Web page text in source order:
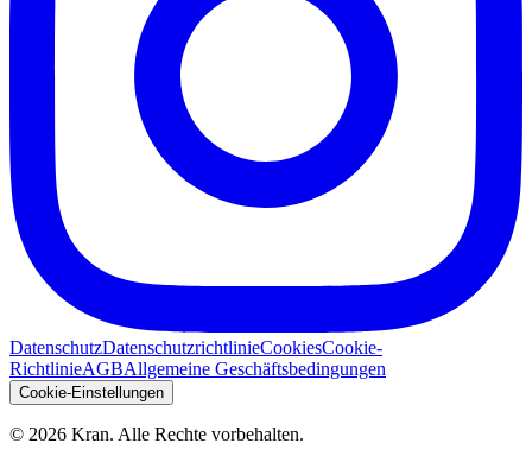
DatenschutzDatenschutzrichtlinieCookiesCookie-
RichtlinieAGBAllgemeine Geschäftsbedingungen
Cookie-Einstellungen
© 2026 Kran. Alle Rechte vorbehalten.